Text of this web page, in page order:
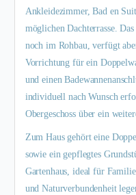
Ankleidezimmer, Bad en
möglichen Dachterrasse.
noch im Rohbau, verfügt
Vorrichtung für ein
und einen
individuell nach Wunsch
Obergeschoss über ein
Zum Haus gehört eine
sowie ein gepflegtes
Gartenhaus, ideal für
und Naturverbundenheit